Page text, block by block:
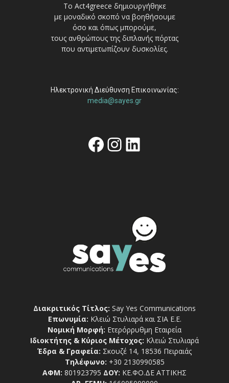
Το Act4greece δημιουργήθηκε
με μοναδικό σκοπό να βοηθήσουμε
όσο και όπως μπορούμε,
τους ανθρώπους της διπλανής πόρτας
που αντιμετωπίζουν δυσκολίες.
Ηλεκτρονική Διεύθυνση Επικοινωνίας:
media@sayes.gr
Facebook
Instagram
Linkedin
Διακριτικός Τίτλος: Say Yes Communications
Επωνυμία: Κλειώ Στυλιαρά και ΣΙΑ Ε.Ε.
Νομική Μορφή: Ετερόρρυθμη Εταιρεία
Ιδιοκτήτης & Κύριος Μέτοχος: Κλειώ Στυλιαρά
Έδρα & Γραφεία: Σκουζέ 14, 18536 Πειραιάς
Τηλέφωνο: +30 2130990585
ΑΦΜ: 801923795 ΔΟΥ: ΚΕ.ΦΟ.ΔΕ ΑΤΤΙΚΗΣ